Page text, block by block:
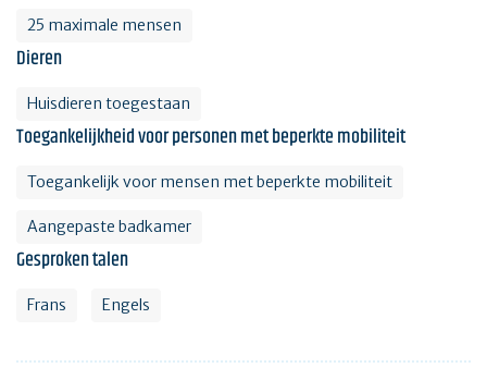
25 maximale mensen
Dieren
Huisdieren toegestaan
Toegankelijkheid voor personen met beperkte mobiliteit
Toegankelijk voor mensen met beperkte mobiliteit
Aangepaste badkamer
Gesproken talen
Frans Engels